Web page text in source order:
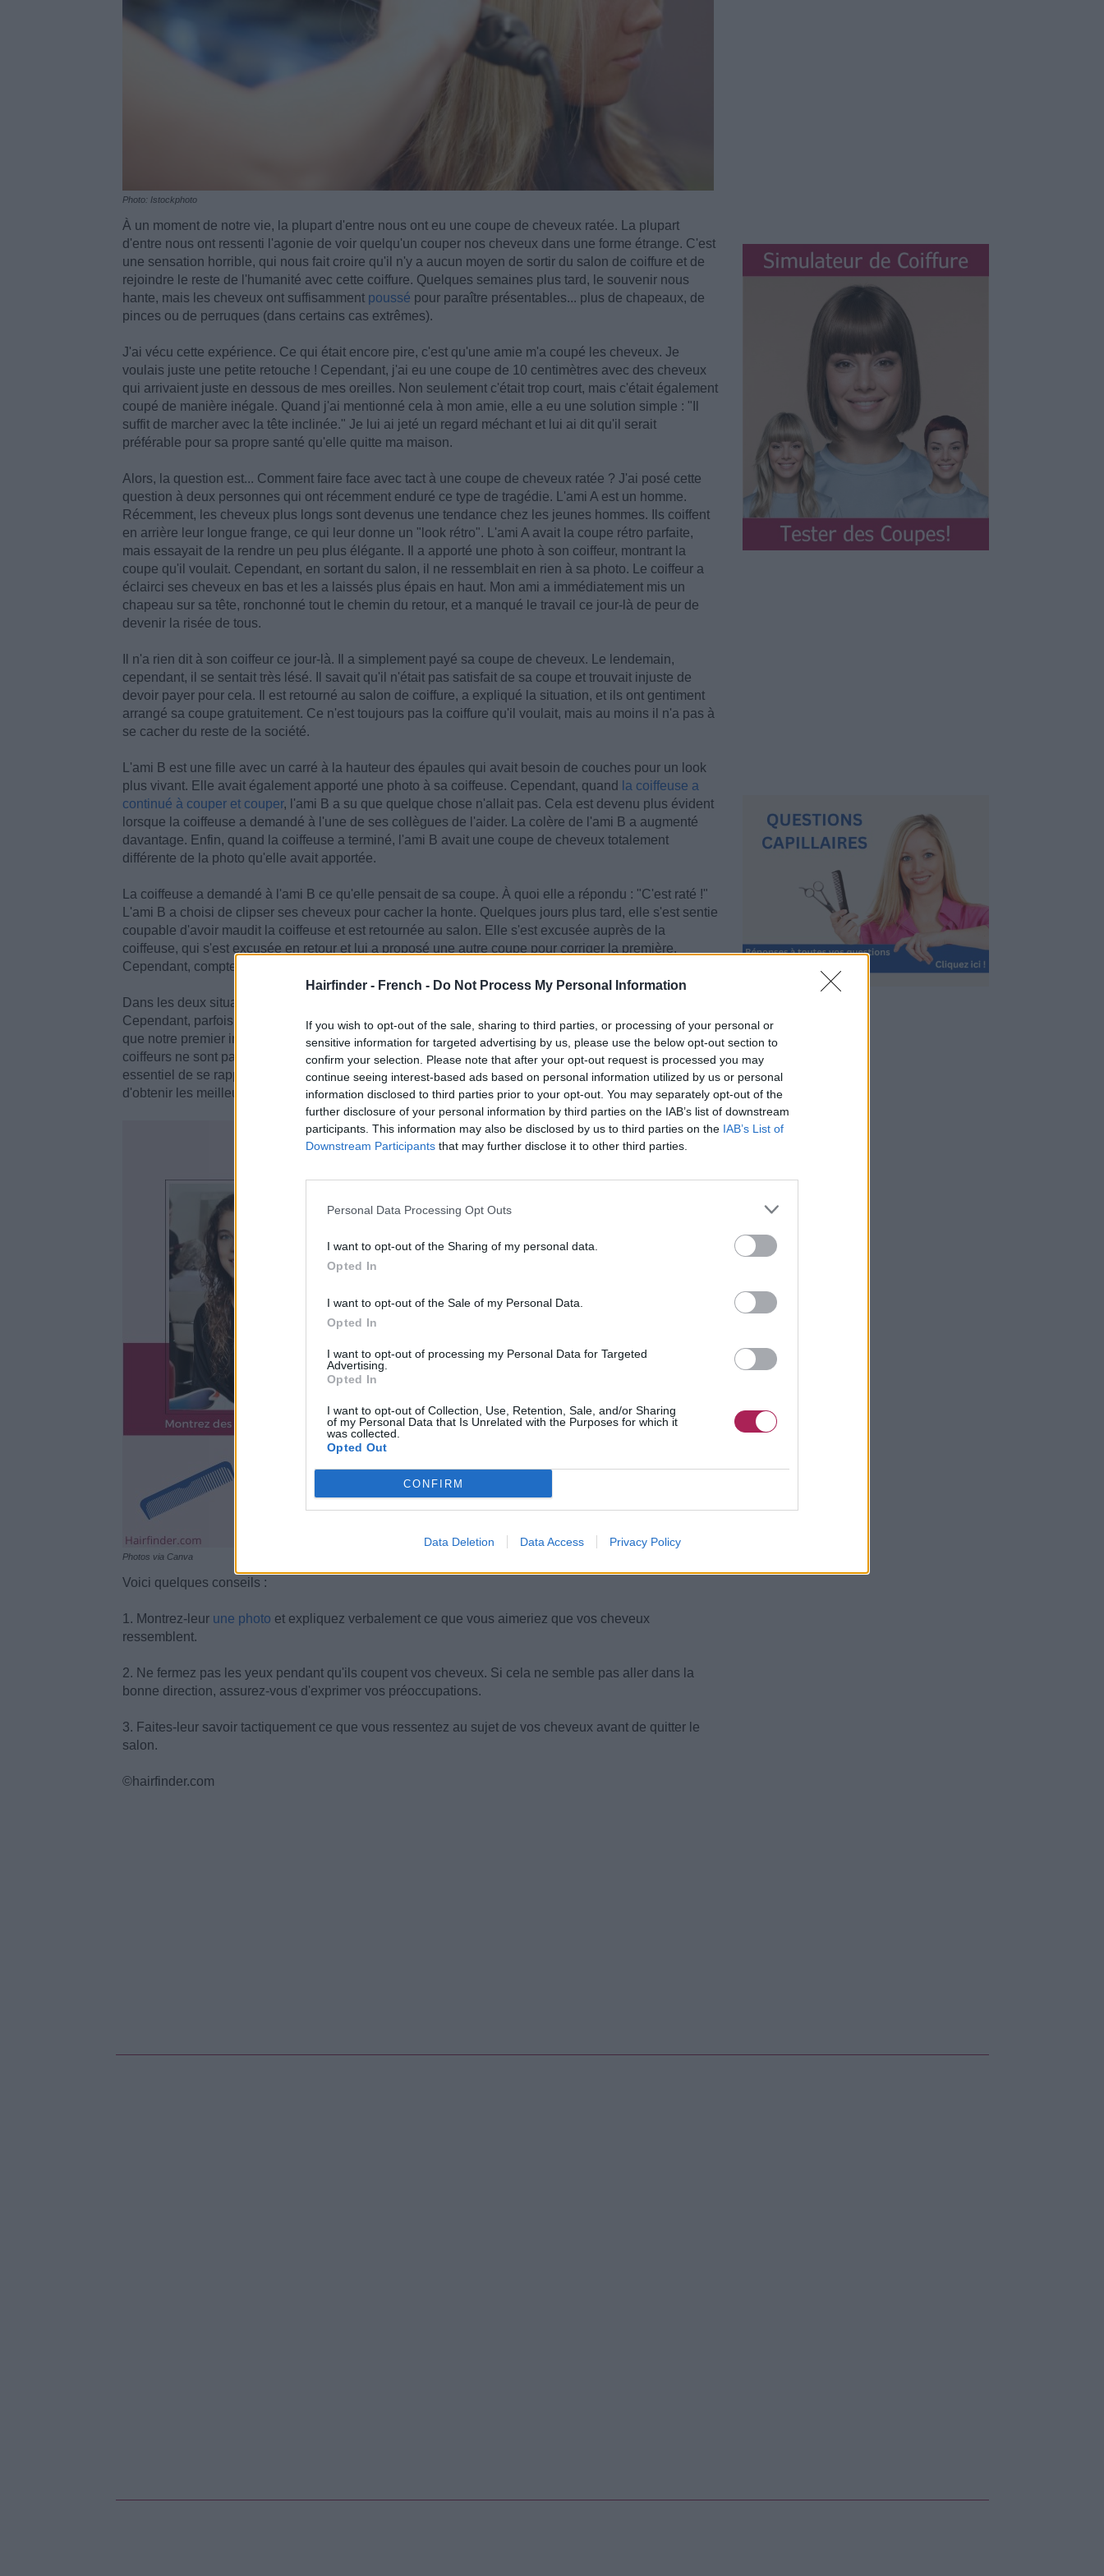
Hairfinder - French - Do Not Process My Personal Information
If you wish to opt-out of the sale, sharing to third parties, or processing of your personal or
sensitive information for targeted advertising by us, please use the below opt-out section to
confirm your selection. Please note that after your opt-out request is processed you may
continue seeing interest-based ads based on personal information utilized by us or personal
information disclosed to third parties prior to your opt-out. You may separately opt-out of the
further disclosure of your personal information by third parties on the IAB’s list of downstream
participants. This information may also be disclosed by us to third parties on the IAB’s List of
Downstream Participants that may further disclose it to other third parties.
Personal Data Processing Opt Outs
I want to opt-out of the Sharing of my personal data.
Opted In
I want to opt-out of the Sale of my Personal Data.
Opted In
I want to opt-out of processing my Personal Data for Targeted
Advertising.
Opted In
I want to opt-out of Collection, Use, Retention, Sale, and/or Sharing
of my Personal Data that Is Unrelated with the Purposes for which it
was collected.
Opted Out
CONFIRM
Data Deletion Data Access Privacy Policy
Photo: Istockphoto
À un moment de notre vie, la plupart d'entre nous ont eu une coupe de cheveux ratée. La plupart
d'entre nous ont ressenti l'agonie de voir quelqu'un couper nos cheveux dans une forme étrange. C'est
une sensation horrible, qui nous fait croire qu'il n'y a aucun moyen de sortir du salon de coiffure et de
rejoindre le reste de l'humanité avec cette coiffure. Quelques semaines plus tard, le souvenir nous
hante, mais les cheveux ont suffisamment poussé pour paraître présentables... plus de chapeaux, de
pinces ou de perruques (dans certains cas extrêmes).
J'ai vécu cette expérience. Ce qui était encore pire, c'est qu'une amie m'a coupé les cheveux. Je
voulais juste une petite retouche ! Cependant, j'ai eu une coupe de 10 centimètres avec des cheveux
qui arrivaient juste en dessous de mes oreilles. Non seulement c'était trop court, mais c'était également
coupé de manière inégale. Quand j'ai mentionné cela à mon amie, elle a eu une solution simple : "Il
suffit de marcher avec la tête inclinée." Je lui ai jeté un regard méchant et lui ai dit qu'il serait
préférable pour sa propre santé qu'elle quitte ma maison.
Alors, la question est... Comment faire face avec tact à une coupe de cheveux ratée ? J'ai posé cette
question à deux personnes qui ont récemment enduré ce type de tragédie. L'ami A est un homme.
Récemment, les cheveux plus longs sont devenus une tendance chez les jeunes hommes. Ils coiffent
en arrière leur longue frange, ce qui leur donne un "look rétro". L'ami A avait la coupe rétro parfaite,
mais essayait de la rendre un peu plus élégante. Il a apporté une photo à son coiffeur, montrant la
coupe qu'il voulait. Cependant, en sortant du salon, il ne ressemblait en rien à sa photo. Le coiffeur a
éclairci ses cheveux en bas et les a laissés plus épais en haut. Mon ami a immédiatement mis un
chapeau sur sa tête, ronchonné tout le chemin du retour, et a manqué le travail ce jour-là de peur de
devenir la risée de tous.
Il n'a rien dit à son coiffeur ce jour-là. Il a simplement payé sa coupe de cheveux. Le lendemain,
cependant, il se sentait très lésé. Il savait qu'il n'était pas satisfait de sa coupe et trouvait injuste de
devoir payer pour cela. Il est retourné au salon de coiffure, a expliqué la situation, et ils ont gentiment
arrangé sa coupe gratuitement. Ce n'est toujours pas la coiffure qu'il voulait, mais au moins il n'a pas à
se cacher du reste de la société.
L'ami B est une fille avec un carré à la hauteur des épaules qui avait besoin de couches pour un look
plus vivant. Elle avait également apporté une photo à sa coiffeuse. Cependant, quand
la coiffeuse a
continué à couper et couper, l'ami B a su que quelque chose n'allait pas. Cela est devenu plus évident
lorsque la coiffeuse a demandé à l'une de ses collègues de l'aider. La colère de l'ami B a augmenté
davantage. Enfin, quand la coiffeuse a terminé, l'ami B avait une coupe de cheveux totalement
différente de la photo qu'elle avait apportée.
La coiffeuse a demandé à l'ami B ce qu'elle pensait de sa coupe. À quoi elle a répondu : "C'est raté !"
L'ami B a choisi de clipser ses cheveux pour cacher la honte. Quelques jours plus tard, elle s'est sentie
coupable d'avoir maudit la coiffeuse et est retournée au salon. Elle s'est excusée auprès de la
coiffeuse, qui s'est excusée en retour et lui a proposé une autre coupe pour corriger la première.
Cependant, compte tenu des précédents travaux de la coiffeuse, l'ami B a décliné l'offre.
Dans les deux situations, aucun des individus n'a initialement géré la situation correctement.
Cependant, parfois, nous sommes tellement en colère ou sous le choc à la vue de ce que nous voyons
que notre premier instinct est de crier, maudire, ou fuir les lieux avant de blesser quelqu'un. Les
coiffeurs ne sont pas toujours parfaits. Nous faisons tous des erreurs et avons des jours sans. Il est
essentiel de se rappeler que lorsqu'on traite avec eux, il est important que nous fassions notre part afin
d'obtenir les meilleurs résultats pour nos cheveux.
Photos via Canva
Voici quelques conseils :
1. Montrez-leur une photo et expliquez verbalement ce que vous aimeriez que vos cheveux
ressemblent.
2. Ne fermez pas les yeux pendant qu'ils coupent vos cheveux. Si cela ne semble pas aller dans la
bonne direction, assurez-vous d'exprimer vos préoccupations.
3. Faites-leur savoir tactiquement ce que vous ressentez au sujet de vos cheveux avant de quitter le
salon.
©hairfinder.com